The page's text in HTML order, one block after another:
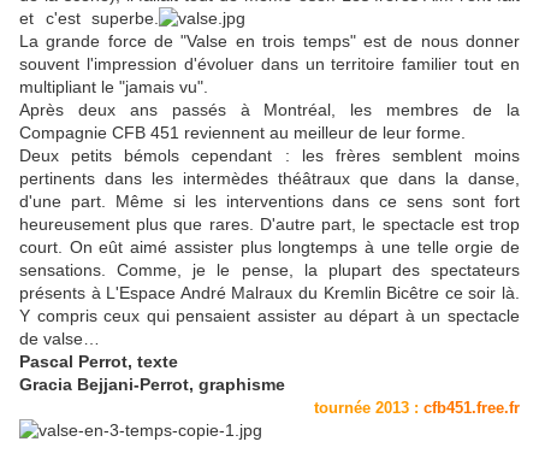
et c'est superbe.
La grande force de "Valse en trois temps" est de nous donner
souvent l'impression d'évoluer dans un territoire familier tout en
multipliant le "jamais vu".
Après deux ans passés à Montréal, les membres de la
Compagnie CFB 451 reviennent au meilleur de leur forme.
Deux petits bémols cependant : les frères semblent moins
pertinents dans les intermèdes théâtraux que dans la danse,
d'une part. Même si les interventions dans ce sens sont fort
heureusement plus que rares. D'autre part, le spectacle est trop
court. On eût aimé assister plus longtemps à une telle orgie de
sensations. Comme, je le pense, la plupart des spectateurs
présents à L'Espace André Malraux du Kremlin Bicêtre ce soir là.
Y compris ceux qui pensaient assister au départ à un spectacle
de valse…
Pascal Perrot, texte
Gracia Bejjani-Perrot, graphisme
tournée 2013 : cfb451.free.fr